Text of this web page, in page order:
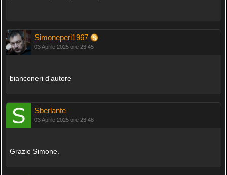
Simoneperi1967
03 Aprile 2025 ore 23:45
bianconeri d'autore
Sberlante
03 Aprile 2025 ore 23:48
Grazie Simone.